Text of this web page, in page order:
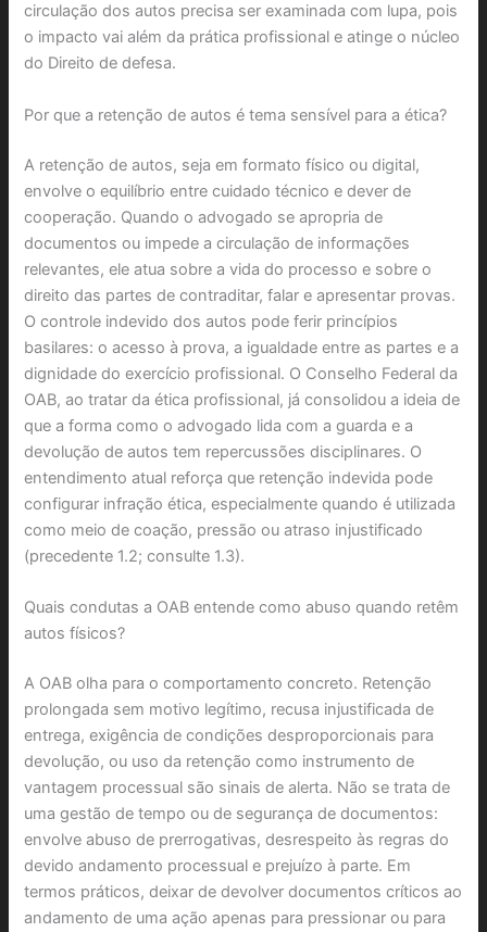
circulação dos autos precisa ser examinada com lupa, pois
o impacto vai além da prática profissional e atinge o núcleo
do Direito de defesa.
Por que a retenção de autos é tema sensível para a ética?
A retenção de autos, seja em formato físico ou digital,
envolve o equilíbrio entre cuidado técnico e dever de
cooperação. Quando o advogado se apropria de
documentos ou impede a circulação de informações
relevantes, ele atua sobre a vida do processo e sobre o
direito das partes de contraditar, falar e apresentar provas.
O controle indevido dos autos pode ferir princípios
basilares: o acesso à prova, a igualdade entre as partes e a
dignidade do exercício profissional. O Conselho Federal da
OAB, ao tratar da ética profissional, já consolidou a ideia de
que a forma como o advogado lida com a guarda e a
devolução de autos tem repercussões disciplinares. O
entendimento atual reforça que retenção indevida pode
configurar infração ética, especialmente quando é utilizada
como meio de coação, pressão ou atraso injustificado
(precedente 1.2; consulte 1.3).
Quais condutas a OAB entende como abuso quando retêm
autos físicos?
A OAB olha para o comportamento concreto. Retenção
prolongada sem motivo legítimo, recusa injustificada de
entrega, exigência de condições desproporcionais para
devolução, ou uso da retenção como instrumento de
vantagem processual são sinais de alerta. Não se trata de
uma gestão de tempo ou de segurança de documentos:
envolve abuso de prerrogativas, desrespeito às regras do
devido andamento processual e prejuízo à parte. Em
termos práticos, deixar de devolver documentos críticos ao
andamento de uma ação apenas para pressionar ou para